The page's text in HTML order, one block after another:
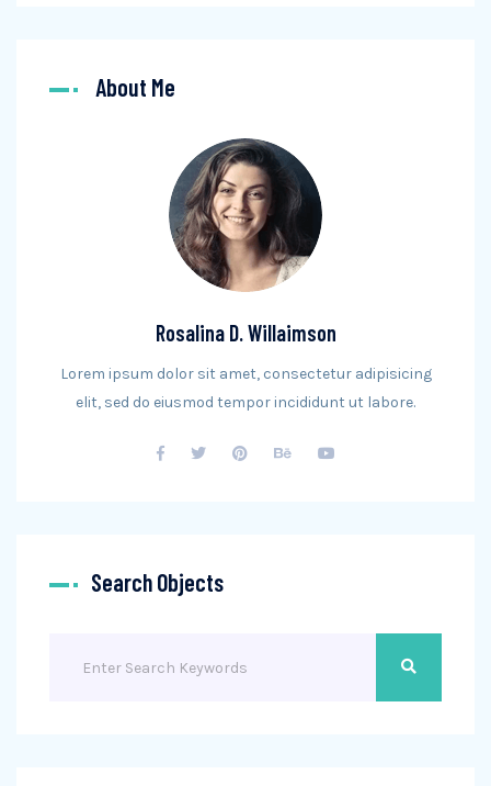
About Me
Rosalina D. Willaimson
Lorem ipsum dolor sit amet, consectetur adipisicing
elit, sed do eiusmod tempor incididunt ut labore.
Search Objects